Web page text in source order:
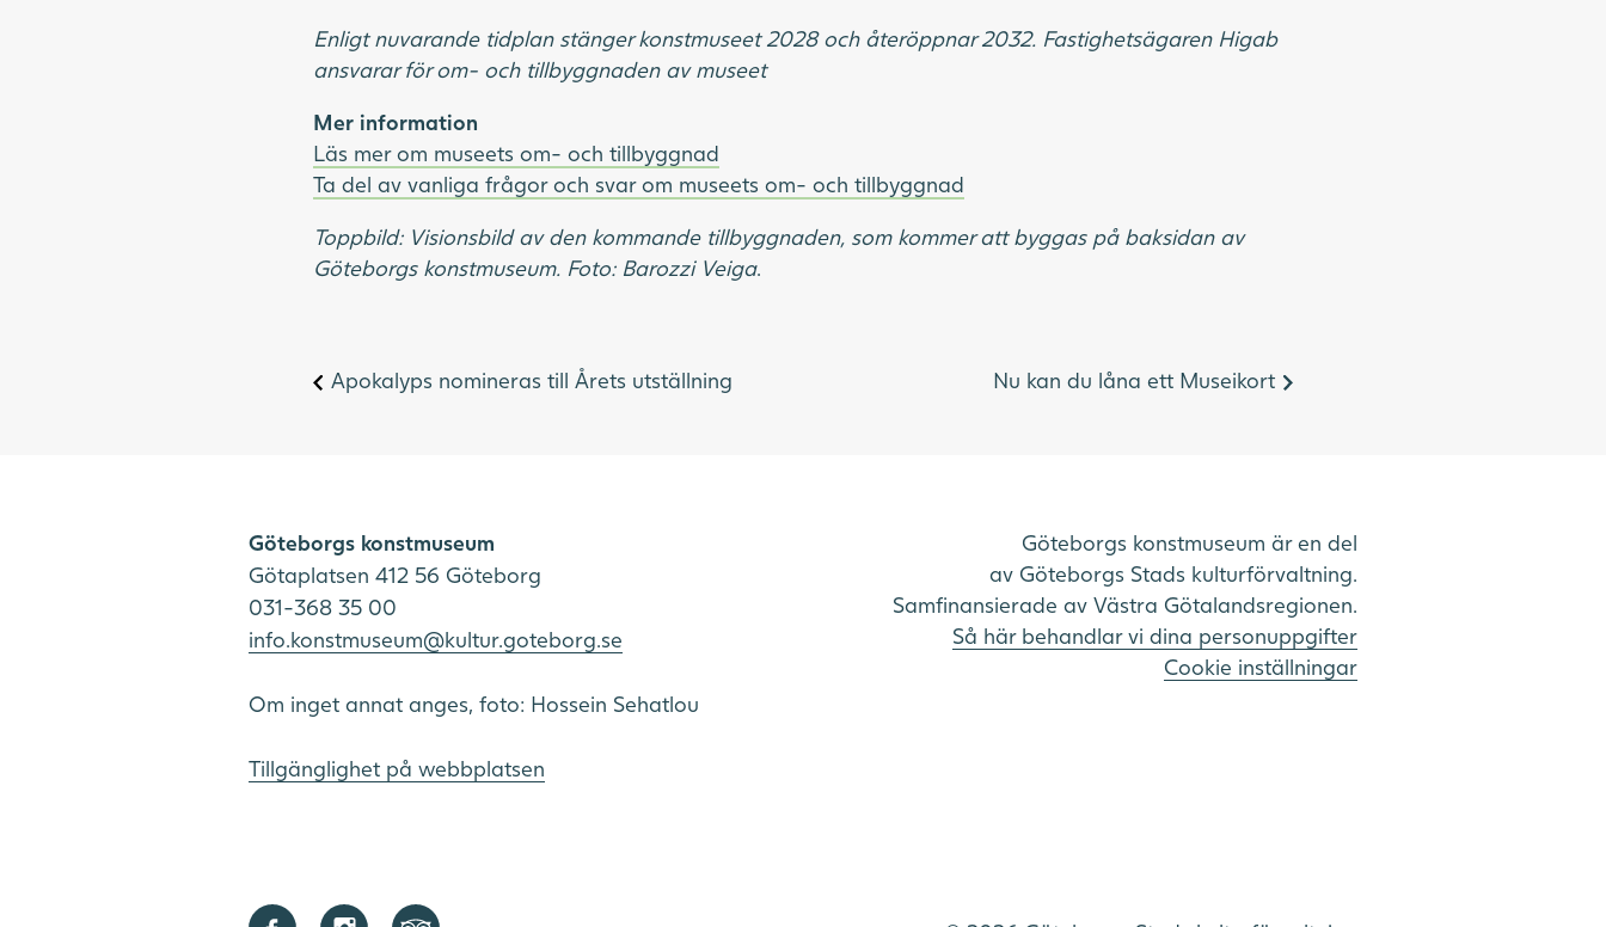
Enligt nuvarande tidplan stänger konstmuseet 2028 och återöppnar 2032. Fastighetsägaren Higab
ansvarar för om- och tillbyggnaden av museet
Mer information
Läs mer om museets om- och tillbyggnad
Ta del av vanliga frågor och svar om museets om- och tillbyggnad
Toppbild: Visionsbild av den kommande tillbyggnaden, som kommer att byggas på baksidan av
Göteborgs konstmuseum. Foto: Barozzi Veiga.
Nu kan du låna ett Museikort
Apokalyps nomineras till Årets utställning
Göteborgs konstmuseum
Götaplatsen 412 56 Göteborg
031-368 35 00
info.konstmuseum@kultur.goteborg.se
Om inget annat anges, foto: Hossein Sehatlou
Tillgänglighet på webbplatsen
Göteborgs konstmuseum är en del
av Göteborgs Stads kulturförvaltning.
Samfinansierade av Västra Götalandsregionen.
Så här behandlar vi dina personuppgifter
Cookie inställningar